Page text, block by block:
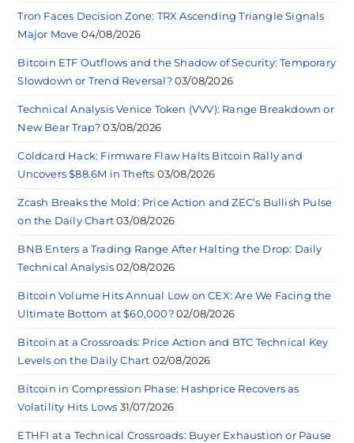
Tron Faces Decision Zone: TRX Ascending Triangle Signals
Major Move 04/08/2026
Bitcoin ETF Outflows and the Shadow of Security: Temporary
Slowdown or Trend Reversal? 03/08/2026
Technical Analysis Venice Token (VVV): Range Breakdown or
New Bear Trap? 03/08/2026
Coldcard Hack: Firmware Flaw Halts Bitcoin Rally and
Uncovers $88.6M in Thefts 03/08/2026
Zcash Breaks the Mold: Price Action and ZEC’s Bullish Pulse
on the Daily Chart 03/08/2026
BNB Enters a Trading Range After Halting the Drop: Daily
Technical Analysis 02/08/2026
Bitcoin Volume Hits Annual Low on CEX: Are We Facing the
Ultimate Bottom at $60,000? 02/08/2026
Bitcoin at a Crossroads: Price Action and BTC Technical Key
Levels on the Daily Chart 02/08/2026
Bitcoin in Compression Phase: Hashprice Recovers as
Volatility Hits Lows 31/07/2026
ETHFI at a Technical Crossroads: Buyer Exhaustion or Pause